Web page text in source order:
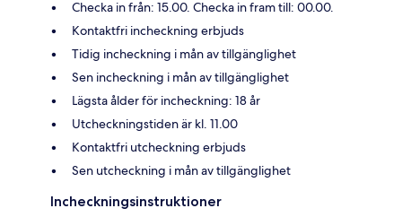
Checka in från: 15.00. Checka in fram till: 00.00.
Kontaktfri incheckning erbjuds
Tidig incheckning i mån av tillgänglighet
Sen incheckning i mån av tillgänglighet
Lägsta ålder för incheckning: 18 år
Utcheckningstiden är kl. 11.00
Kontaktfri utcheckning erbjuds
Sen utcheckning i mån av tillgänglighet
Incheckningsinstruktioner